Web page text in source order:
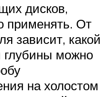
дисков,
применять. От
зависит, какой
глубины можно
на холостом